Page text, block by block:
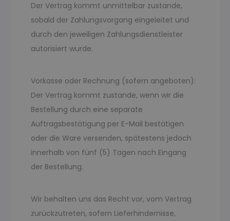
Der Vertrag kommt unmittelbar zustande,
sobald der Zahlungsvorgang eingeleitet und
durch den jeweiligen Zahlungsdienstleister
autorisiert wurde.
Vorkasse oder Rechnung (sofern angeboten):
Der Vertrag kommt zustande, wenn wir die
Bestellung durch eine separate
Auftragsbestätigung per E-Mail bestätigen
oder die Ware versenden, spätestens jedoch
innerhalb von fünf (5) Tagen nach Eingang
der Bestellung.
Wir behalten uns das Recht vor, vom Vertrag
zurückzutreten, sofern Lieferhindernisse,